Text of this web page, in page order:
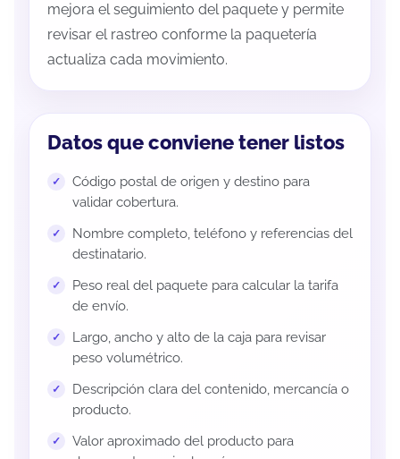
mejora el seguimiento del paquete y permite
revisar el rastreo conforme la paquetería
actualiza cada movimiento.
Datos que conviene tener listos
Código postal de origen y destino para
validar cobertura.
Nombre completo, teléfono y referencias del
destinatario.
Peso real del paquete para calcular la tarifa
de envío.
Largo, ancho y alto de la caja para revisar
peso volumétrico.
Descripción clara del contenido, mercancía o
producto.
Valor aproximado del producto para